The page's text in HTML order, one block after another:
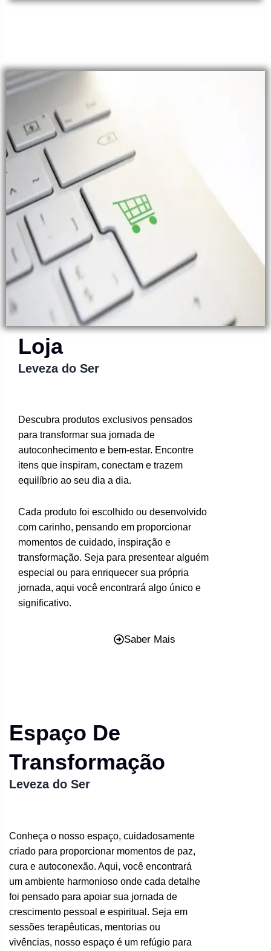
Loja
Leveza do Ser
Descubra produtos exclusivos pensados
para transformar sua jornada de
autoconhecimento e bem-estar. Encontre
itens que inspiram, conectam e trazem
equilíbrio ao seu dia a dia.
Cada produto foi escolhido ou desenvolvido
com carinho, pensando em proporcionar
momentos de cuidado, inspiração e
transformação. Seja para presentear alguém
especial ou para enriquecer sua própria
jornada, aqui você encontrará algo único e
significativo.
Saber Mais
Espaço De
Transformação
Leveza do Ser
Conheça o nosso espaço, cuidadosamente
criado para proporcionar momentos de paz,
cura e autoconexão. Aqui, você encontrará
um ambiente harmonioso onde cada detalhe
foi pensado para apoiar sua jornada de
crescimento pessoal e espiritual. Seja em
sessões terapêuticas, mentorias ou
vivências, nosso espaço é um refúgio para